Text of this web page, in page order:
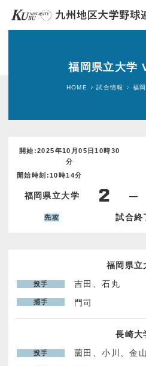
球場案内
関連団体
プライバシーポリシー
福岡県立大学
HOME 試合情報 福
開始:2025年10月05日10時30
分
開始時刻:10時14分
福岡県立大学 2 ―
先攻 試合終
福岡県立
投手 吉田、石丸
捕手 門司
長崎大
投手 薗田、小川、金山